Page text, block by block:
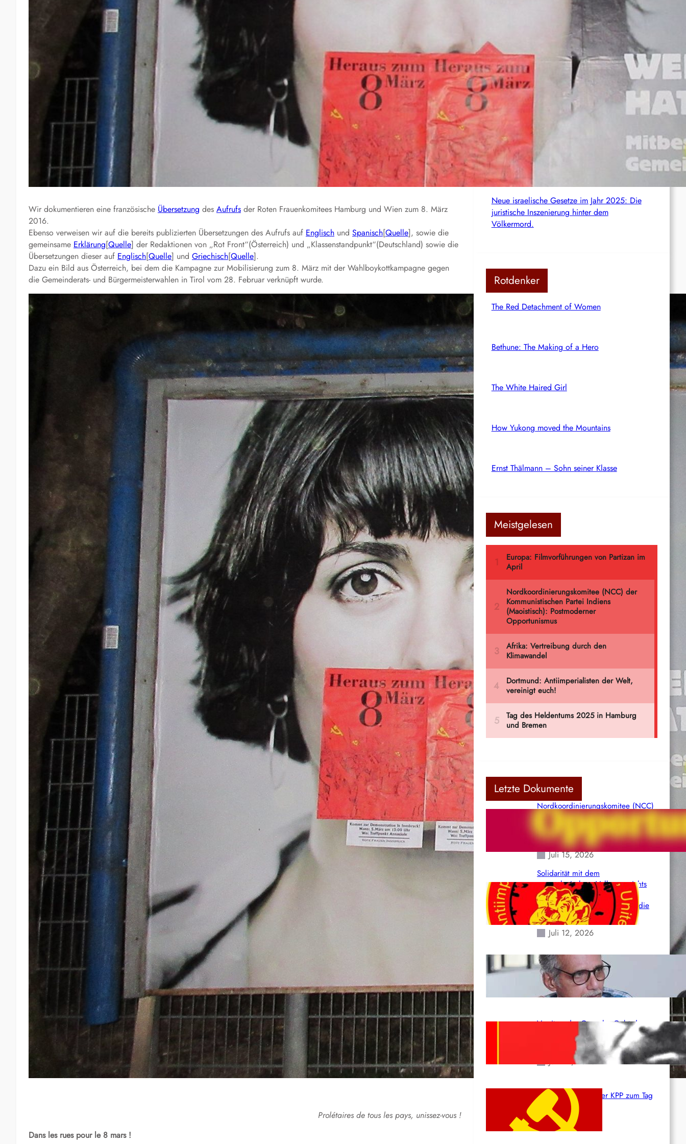
Wir dokumentieren eine französische Übersetzung des Aufrufs der Roten Frauenkomitees Hamburg und Wien zum 8. März
2016.
Ebenso verweisen wir auf die bereits publizierten Übersetzungen des Aufrufs auf Englisch und Spanisch[Quelle], sowie die
gemeinsame Erklärung[Quelle] der Redaktionen von „Rot Front“(Österreich) und „Klassenstandpunkt“(Deutschland) sowie die
Übersetzungen dieser auf Englisch[Quelle] und Griechisch[Quelle].
Dazu ein Bild aus Österreich, bei dem die Kampagne zur Mobilisierung zum 8. März mit der Wahlboykottkampagne gegen
die Gemeinderats- und Bürgermeisterwahlen in Tirol vom 28. Februar verknüpft wurde.
Prolétaires de tous les pays, unissez-vous !
Dans les rues pour le 8 mars !
Deutschland: Sänger der Band Bob Vylan
nach pro-palästinensischen Äußerungen
abgeschoben
Wie die CIA Mandela und den afrikanischen
Befreiungskampf stoppen wollte
Aktualisierung der Stellungnahme der IRPWA
Neue israelische Gesetze im Jahr 2025: Die
juristische Inszenierung hinter dem
Völkermord.
Rotdenker
The Red Detachment of Women
Bethune: The Making of a Hero
The White Haired Girl
How Yukong moved the Mountains
Ernst Thälmann – Sohn seiner Klasse
Meistgelesen
Letzte Dokumente
Nordkoordinierungskomitee (NCC)
der Kommunistischen Partei Indiens
(Maoistisch): Postmoderner
Opportunismus
Juli 15, 2026
Solidarität mit dem
venezolanischem Volk angesichts
der verlorenen Leben und der
katastrophalen Situation durch die
Erdbeben des 24. Juni!
Juli 12, 2026
Indien: „Die Politik der
Kapitulation“ von K. Murali (Ajith)
Juli 1, 2026
Vorsitzender Gonzalo: Gebt das
Leben für die Partei und die
Juni 19, 2026
Beschluss des ZK der KPP zum Tag
des Heldentums
Juni 19, 2026